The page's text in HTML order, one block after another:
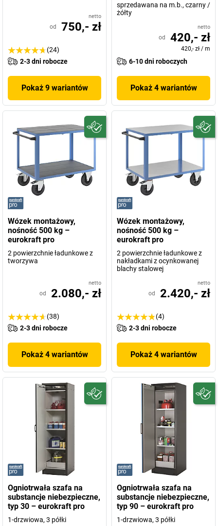
netto
od 750,- zł
(24)
2-3 dni robocze
Pokaż 9 wariantów
sprzedawana na m.b., czarny /
żółty
netto
od 420,- zł
420,- zł / m
6-10 dni roboczych
Pokaż 4 wariantów
Wózek montażowy,
nośność 500 kg –
eurokraft pro
2 powierzchnie ładunkowe z
tworzywa
netto
od 2.080,- zł
(38)
2-3 dni robocze
Pokaż 4 wariantów
Wózek montażowy,
nośność 500 kg –
eurokraft pro
2 powierzchnie ładunkowe z
nakładkami z ocynkowanej
blachy stalowej
netto
od 2.420,- zł
(4)
2-3 dni robocze
Pokaż 4 wariantów
Ogniotrwała szafa na
substancje niebezpieczne,
typ 30 – eurokraft pro
1-drzwiowa, 3 półki
Ogniotrwała szafa na
substancje niebezpieczne,
typ 90 – eurokraft pro
1-drzwiowa, 3 półki